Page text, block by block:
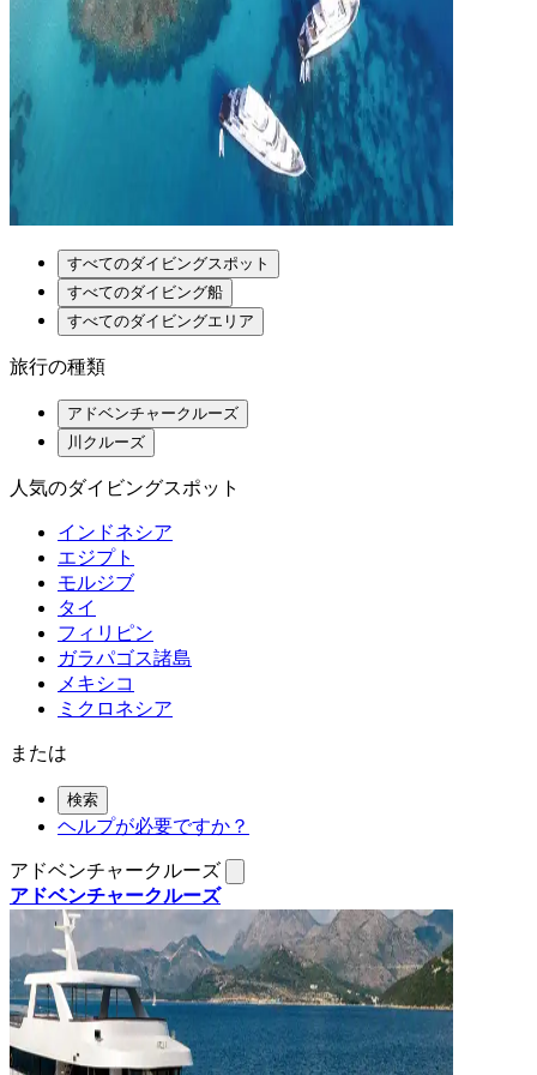
すべてのダイビングスポット
すべてのダイビング船
すべてのダイビングエリア
旅行の種類
アドベンチャークルーズ
川クルーズ
人気のダイビングスポット
インドネシア
エジプト
モルジブ
タイ
フィリピン
ガラパゴス諸島
メキシコ
ミクロネシア
または
検索
ヘルプが必要ですか？
アドベンチャークルーズ
アドベンチャークルーズ